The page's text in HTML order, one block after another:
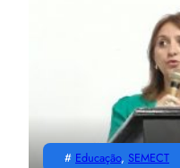
# Educação, SEMECT